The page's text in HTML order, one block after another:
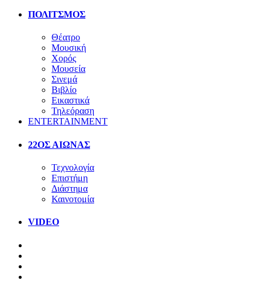
ΠΟΛΙΤΣΜΟΣ
Θέατρο
Μουσική
Χορός
Μουσεία
Σινεμά
Βιβλίο
Εικαστικά
Τηλεόραση
ENTERTAINMENT
22ΟΣ ΑΙΩΝΑΣ
Τεχνολογία
Επιστήμη
Διάστημα
Καινοτομία
VIDEO